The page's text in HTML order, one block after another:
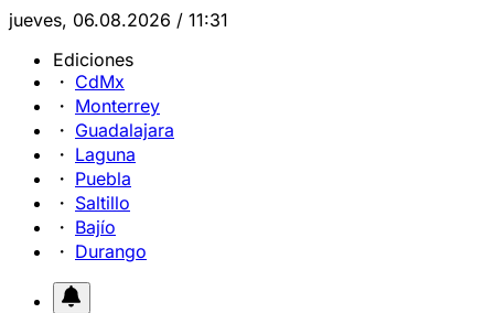
jueves, 06.08.2026 / 11:31
Ediciones
CdMx
Monterrey
Guadalajara
Laguna
Puebla
Saltillo
Bajío
Durango